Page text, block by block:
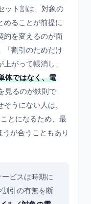
ット割は、対象の
めることが前提に
約を変えるのが面
「割引のためだけ
がって帳消し」
体ではなく、電
見るのが鉄則で
うにない人は、
とになるため、最
が合うこともあり
ビスは時期に
引の有無を断